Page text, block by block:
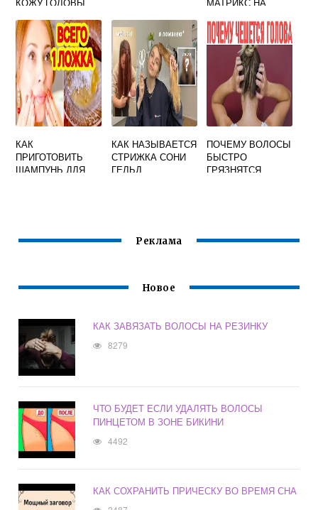
ОКРАШИВАНИИ
ВОЛОС
ОКСИД
КАК
ПРИГОТОВИТЬ
ШАМПУНЬ ДЛЯ
КАК НАЗЫВАЕТСЯ
СТРИЖКА СОНИ
ГЕЛЬД
ПОЧЕМУ ВОЛОСЫ
БЫСТРО
ГРЯЗНЯТСЯ
Реклама
Новое
КАК ЗАВЯЗАТЬ ВОЛОСЫ НА РЕЗИНКУ
8279
ЧТО БУДЕТ ЕСЛИ УДАЛЯТЬ ВОЛОСЫ
ПИНЦЕТОМ В ЗОНЕ БИКИНИ
4492
КАК СОХРАНИТЬ ПРИЧЕСКУ ВО ВРЕМЯ СНА